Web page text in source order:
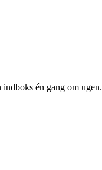
én gang om ugen.